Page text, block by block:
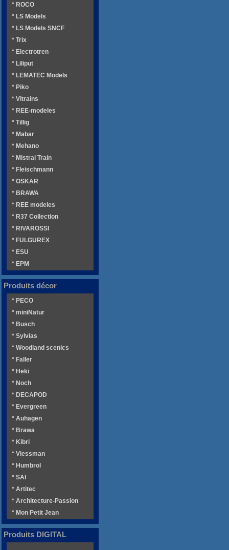
* ROCO
* LS Models
* LS Models SNCF
* Trix
* Electrotren
* Liliput
* LEMATEC Models
* Piko
* Vitrains
* REE-modeles
* Tillig
* Mabar
* Mehano
* Mistral Train
* Fleischmann
* OSKAR
* BRAWA
* REE modeles
* R37 Collection
* RIVAROSSI
* FULGUREX
* ESU
* EPM
Produits décor
* PECO
* miniNatur
* Busch
* Sylvias
* Woodland scenics
* Faller
* Heki
* Noch
* DECAPOD
* Evergreen
* Auhagen
* Brawa
* Kibri
* Viessman
* Humbrol
* SAI
* Artitec
* Architecture-Passion
* Mon Petit Jean
Produits DIGITAL